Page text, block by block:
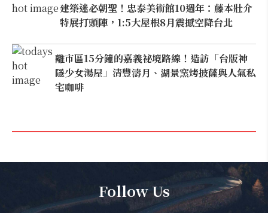
建築迷必朝聖！忠泰美術館10週年：藤本壯介
特展打頭陣，1:5大屋根8月震撼空降台北
離市區15分鐘的嘉義祕境路線！造訪「台版神
隱少女湯屋」清豐濤月、湖景窯烤披薩與人氣私
宅咖啡
Follow Us